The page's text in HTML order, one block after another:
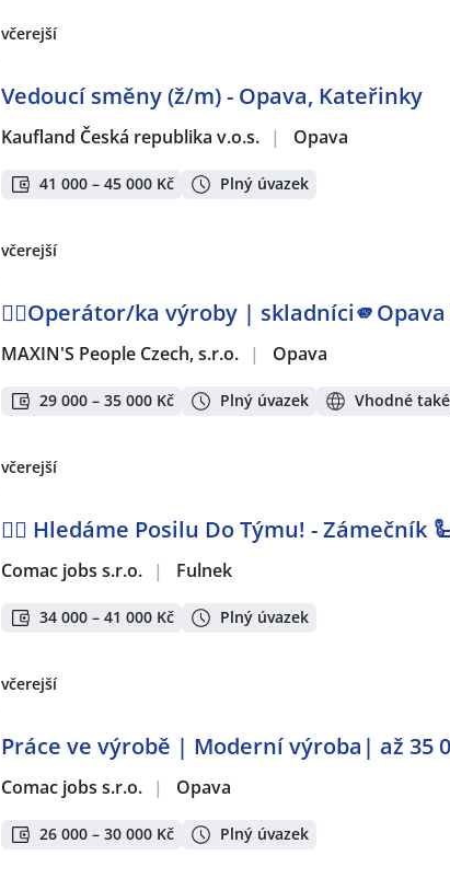
včerejší
Vedoucí směny (ž/m) - Opava, Kateřinky
Kaufland Česká republika v.o.s. | Opava
41 000 – 45 000 Kč Plný úvazek
včerejší
👷‍♂️Operátor/ka výroby |
MAXIN'S People Czech, s.r.o. | Opava
29 000 – 35 000 Kč Plný úvazek Vhodné
včerejší
🕵️‍♂️ Hledáme Posilu Do Týmu! - Zámečník
Comac jobs s.r.o. | Fulnek
34 000 – 41 000 Kč Plný úvazek
včerejší
Práce ve výrobě | Moderní výroba| až 35
Comac jobs s.r.o. | Opava
26 000 – 30 000 Kč Plný úvazek